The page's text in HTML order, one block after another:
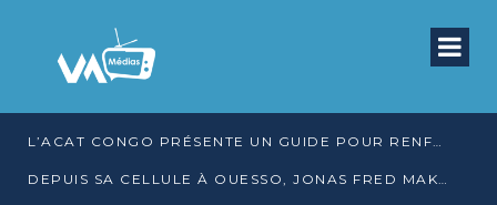
L’ACAT CONGO PRÉSENTE UN GUIDE POUR RENFORCER LES GARANTIES JUDICIAIRES EN GARDE À VUE
DEPUIS SA CELLULE À OUESSO, JONAS FRED MAKITA DÉNONCE CE QU’IL QUALIFIE DE DÉNI DE JUSTICE